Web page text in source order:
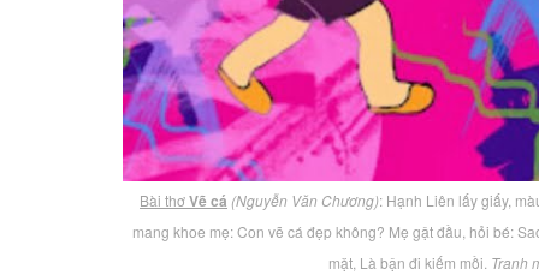
Bài thơVẽ cá (Nguyễn Văn Chương): Hạnh Liên lấy giấy,
mang khoe mẹ: Con vẽ cá đẹp không? Mẹ gật đầu, hỏi bé:
mặt, Là bận đi kiếm mồi. Tranh